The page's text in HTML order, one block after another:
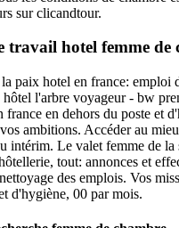
sur clicandtour.
travail hotel femme de
paix hotel en france: emploi
l'arbre voyageur - bw
france en dehors du poste et
ambitions. Accéder au
intérim. Le valet femme de la
tout: annonces et
des emplois. Vos
d'hygiène, 00 par mois.